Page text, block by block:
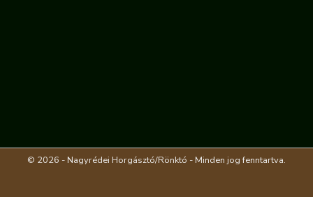
© 2026 - Nagyrédei Horgásztó/Rönktó - Minden jog fenntartva.